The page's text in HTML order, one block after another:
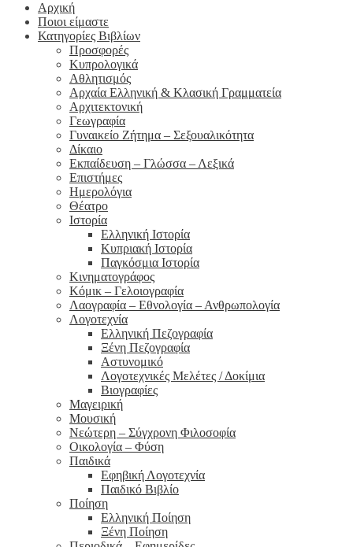
Αρχική
Ποιοι είμαστε
Κατηγορίες Βιβλίων
Προσφορές
Κυπρολογικά
Αθλητισμός
Αρχαία Ελληνική & Κλασική Γραμματεία
Αρχιτεκτονική
Γεωγραφία
Γυναικείο Ζήτημα – Σεξουαλικότητα
Δίκαιο
Εκπαίδευση – Γλώσσα – Λεξικά
Επιστήμες
Ημερολόγια
Θέατρο
Ιστορία
Ελληνική Ιστορία
Κυπριακή Ιστορία
Παγκόσμια Ιστορία
Κινηματογράφος
Κόμικ – Γελοιογραφία
Λαογραφία – Εθνολογία – Ανθρωπολογία
Λογοτεχνία
Ελληνική Πεζογραφία
Ξένη Πεζογραφία
Αστυνομικό
Λογοτεχνικές Μελέτες / Δοκίμια
Βιογραφίες
Μαγειρική
Μουσική
Νεώτερη – Σύγχρονη Φιλοσοφία
Οικολογία – Φύση
Παιδικά
Εφηβική Λογοτεχνία
Παιδικό Βιβλίο
Ποίηση
Ελληνική Ποίηση
Ξένη Ποίηση